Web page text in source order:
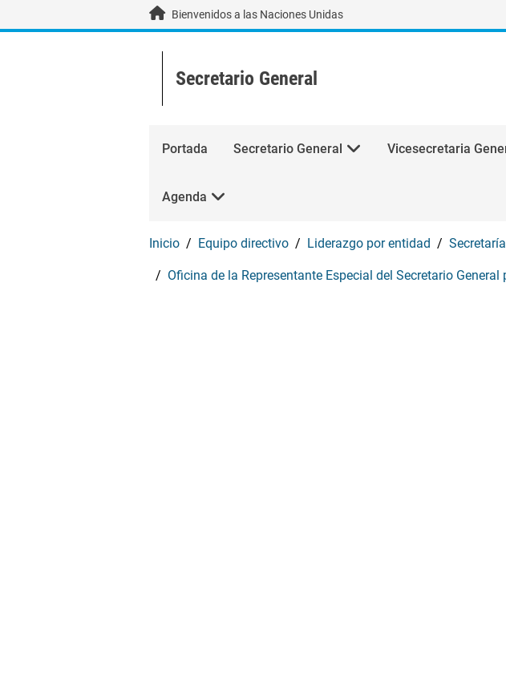
Skip to main content / navigationBienvenidos a las Naciones Unidas
Secretario General
Portada Secretario General Vicesecretaria
Agenda
Inicio Equipo directivo Liderazgo por entidad
Oficina de la Representante Especial del Secretario